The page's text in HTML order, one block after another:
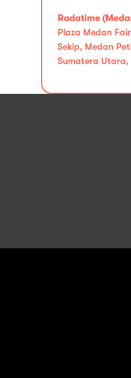
Radatime
Plaza Medan
Sekip, Medan
Sumatera Utara,